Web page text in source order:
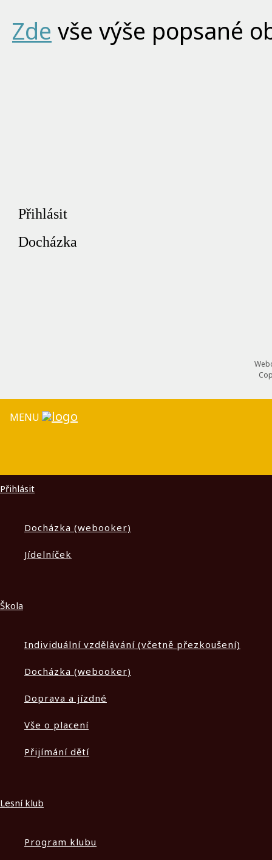
Zde vše výše popsané
Přihlásit
Docházka
MENU
Přihlásit
Docházka (webooker)
Jídelníček
Škola
Individuální vzdělávání (včetně přezkoušení)
Docházka (webooker)
Doprava a jízdné
Vše o placení
Přijímání dětí
Lesní klub
Program klubu